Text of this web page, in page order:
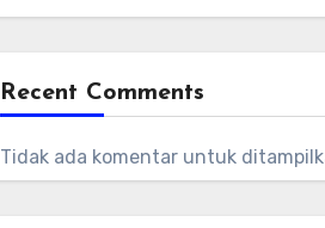
Recent Comments
Tidak ada komentar untuk